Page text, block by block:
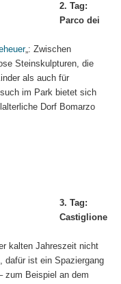
2. Tag:
Parco dei
„: Zwischen
Steinskulpturen, die
als auch für
im Park bietet sich
Dorf Bomarzo
3. Tag:
Castiglione
kalten Jahreszeit nicht
dafür ist ein Spaziergang
zum Beispiel an dem